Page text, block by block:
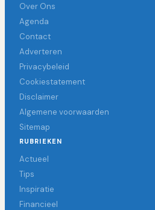
Over Ons
Agenda
Contact
Adverteren
Privacybeleid
Cookiestatement
Disclaimer
Algemene voorwaarden
Sitemap
RUBRIEKEN
Actueel
Tips
Inspiratie
Financieel